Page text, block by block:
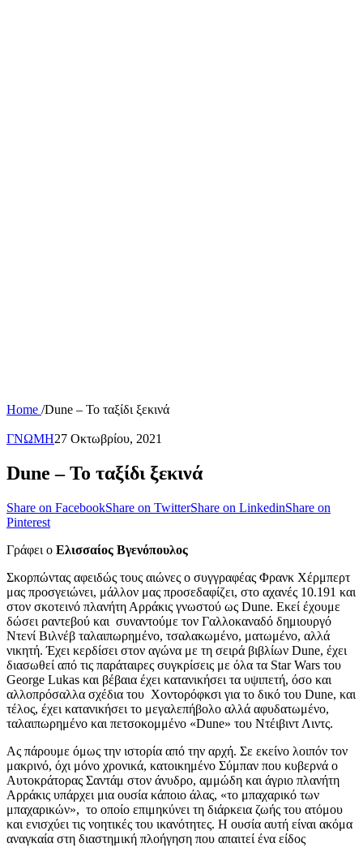
Home /Dune – Το ταξίδι ξεκινά
ΓΝΩΜΗ27 Οκτωβρίου, 2021
Dune – Το ταξίδι ξεκινά
Share on FacebookShare on TwitterShare on LinkedinShare on
Pinterest
Γράφει ο Ελισσαίος Βγενόπουλος
Σκορπώντας αφειδώς τους αιώνες ο συγγραφέας Φρανκ Χέρμπερτ
μας προσγειώνει, μάλλον μας προσεδαφίζει, στο αχανές 10.191 και
στον σκοτεινό πλανήτη Αρράκις γνωστού ως Dune. Εκεί έχουμε
δώσει ραντεβού και συναντούμε τον Γαλλοκαναδό δημιουργό
Ντενί Βιλνέβ ταλαιπωρημένο, τσαλακωμένο, ματωμένο, αλλά
νικητή. Έχει κερδίσει στον αγώνα με τη σειρά βιβλίων Dune, έχει
διασωθεί από τις παράταιρες συγκρίσεις με όλα τα Star Wars του
George Lukas και βέβαια έχει κατανικήσει τα υψιπετή, όσο και
αλλοπρόσαλλα σχέδια του Χοντορόφκσι για το δικό του Dune, και
τέλος, έχει κατανικήσει το μεγαλεπήβολο αλλά αφυδατωμένο,
ταλαιπωρημένο και πετσοκομμένο «Dune» του Ντέιβιντ Λιντς.
Ας πάρουμε όμως την ιστορία από την αρχή. Σε εκείνο λοιπόν τον
μακρινό, όχι μόνο χρονικά, κατοικημένο Σύμπαν που κυβερνά ο
Αυτοκράτορας Σαντάμ στον άνυδρο, αμμώδη και άγριο πλανήτη
Αρράκις υπάρχει μια ουσία κάποιο άλας, «το μπαχαρικό των
μπαχαρικών», το οποίο επιμηκύνει τη διάρκεια ζωής του ατόμου
και ενισχύει τις νοητικές του ικανότητες. Η ουσία αυτή είναι ακόμα
αναγκαία στη διαστημική πλοήγηση που απαιτεί ένα είδος